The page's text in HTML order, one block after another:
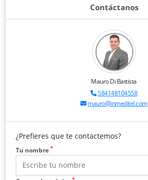
Contáctanos
Mauro Di Battista
584148104558
mauro@inmeditel.com
¿Prefieres que te contactemos?
Tu nombre *